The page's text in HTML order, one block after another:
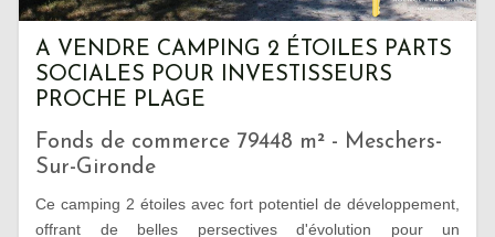
A VENDRE CAMPING 2 ÉTOILES PARTS
SOCIALES POUR INVESTISSEURS
PROCHE PLAGE
Fonds de commerce 79448 m² - Meschers-
Sur-Gironde
Ce camping 2 étoiles avec fort potentiel de développement,
offrant de belles persectives d'évolution pour un